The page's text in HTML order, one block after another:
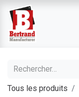
Tous les produits